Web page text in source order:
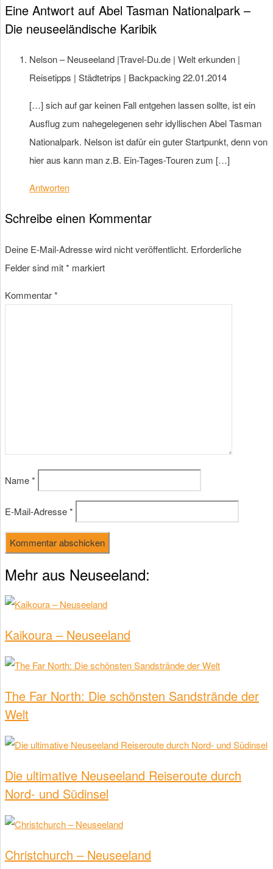
Eine Antwort auf Abel Tasman Nationalpark –
Die neuseeländische Karibik
Nelson – Neuseeland |Travel-Du.de | Welt erkunden |
Reisetipps | Städtetrips | Backpacking22.01.2014
[…] sich auf gar keinen Fall entgehen lassen sollte, ist ein
Ausflug zum nahegelegenen sehr idyllischen Abel Tasman
Nationalpark. Nelson ist dafür ein guter Startpunkt, denn von
hier aus kann man z.B. Ein-Tages-Touren zum […]
Antworten
Schreibe einen Kommentar
Deine E-Mail-Adresse wird nicht veröffentlicht. Erforderliche
Felder sind mit* markiert
Kommentar*
Name*
E-Mail-Adresse*
Mehr aus Neuseeland:
Kaikoura – Neuseeland
The Far North: Die schönsten Sandstrände der
Welt
Die ultimative Neuseeland Reiseroute durch
Nord- und Südinsel
Christchurch – Neuseeland